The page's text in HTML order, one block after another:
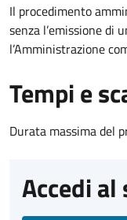
Il procedimento
senza l’emissione di
l’Amministrazione
Tempi e
Durata massima del
Accedi